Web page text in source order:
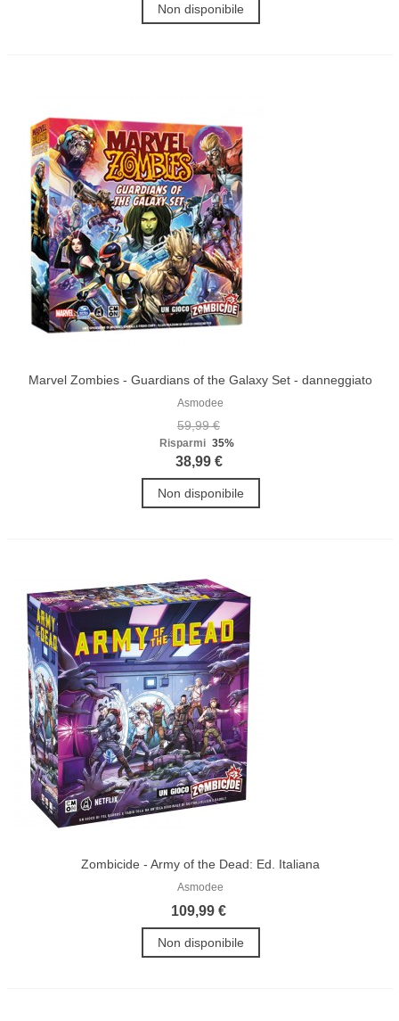
Non disponibile
Marvel Zombies - Guardians of the Galaxy Set - danneggiato
Asmodee
59,99 €
Risparmi 35%
38,99 €
Non disponibile
Zombicide - Army of the Dead: Ed. Italiana
Asmodee
109,99 €
Non disponibile